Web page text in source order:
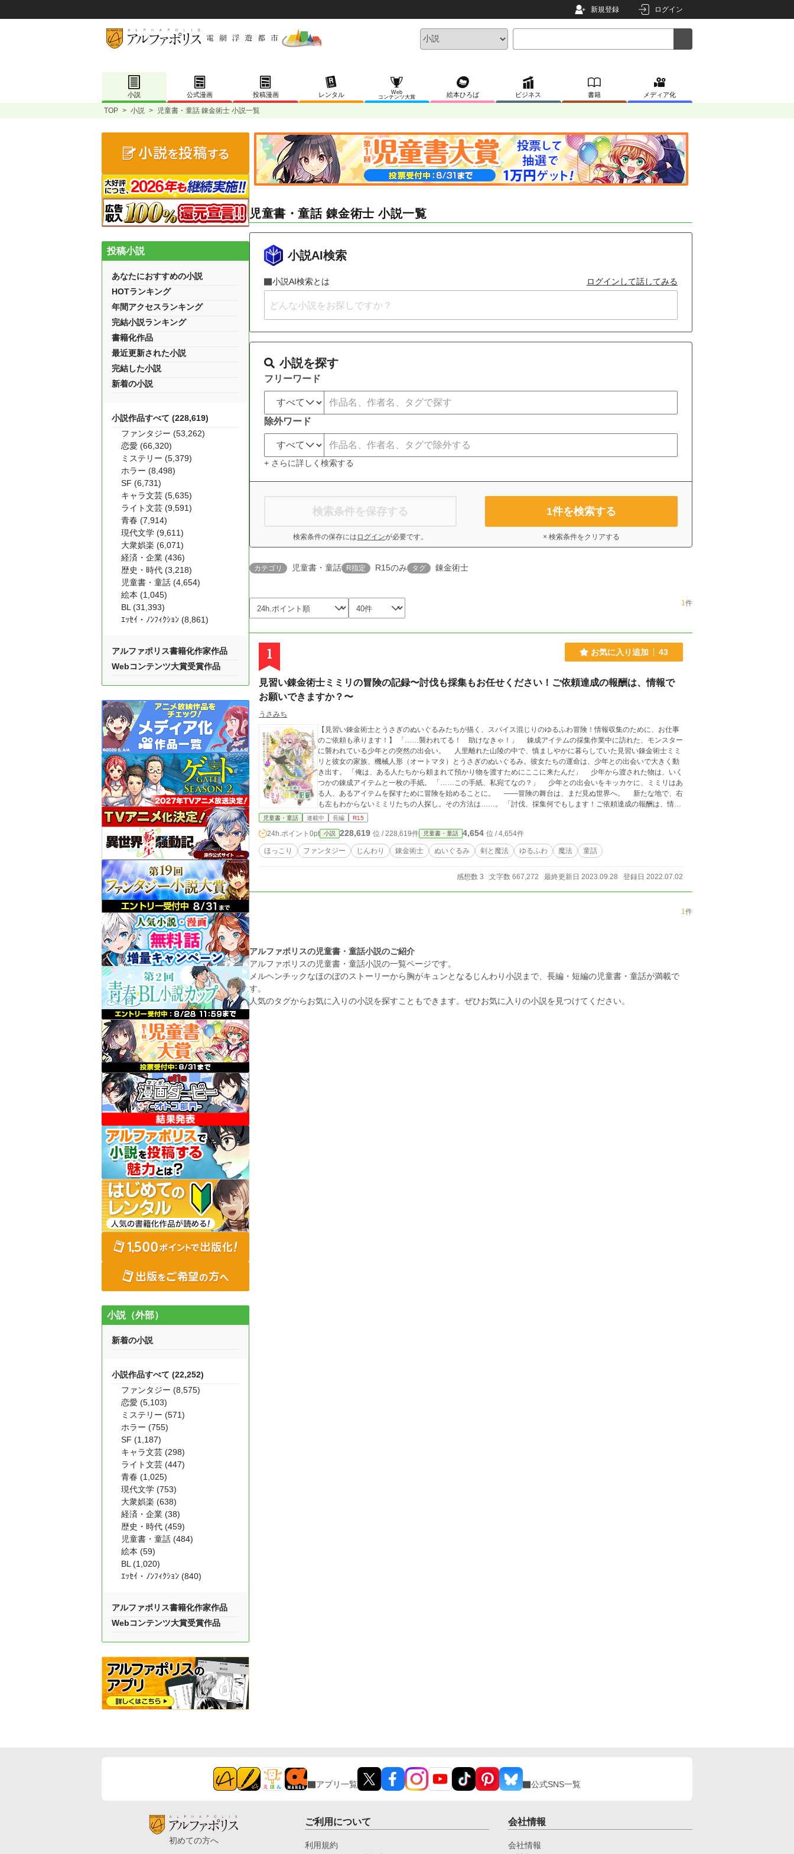
新規登録 ログイン
小説 公式漫画 投稿漫画 レンタル
Web
コンテンツ大賞
絵本ひろば ビジネス 書籍 メディア化
TOP > 小説 > 児童書・童話 錬金術士 小説一覧
児童書・童話 錬金術士 小説一覧
小説AI検索
小説AI検索とは ログインして話してみる
小説を探す
フリーワード
除外ワード
+ さらに詳しく検索する
検索条件を保存する
検索条件の保存には ログインが必要です。
1件を検索する
× 検索条件をクリアする
カテゴリ 児童書・童話 R指定 R15のみ タグ 錬金術士
1件
1 お気に入り追加 43
見習い錬金術士ミミリの冒険の記録〜討伐も採集もお任せください！ご依頼達成の報酬は、情報で
お願いできますか？〜
うさみち
【見習い錬金術士とうさぎのぬいぐるみたちが描く、スパイス混じりのゆるふわ冒険！情報収集のために、お仕事
のご依頼も承ります！】 「……襲われてる！ 助けなきゃ！」 錬成アイテムの採集作業中に訪れた、モンスター
に襲われている少年との突然の出会い。 人里離れた山陵の中で、慎ましやかに暮らしていた見習い錬金術士ミミ
リと彼女の家族、機械人形（オートマタ）とうさぎのぬいぐるみ。彼女たちの運命は、少年との出会いで大きく動
き出す。 「俺は、ある人たちから頼まれて預かり物を渡すためにここに来たんだ」 少年から渡された物は、いく
つかの錬成アイテムと一枚の手紙。 「……この手紙、私宛てなの？」 少年との出会いをキッカケに、ミミリはあ
る人、あるアイテムを探すために冒険を始めることに。 ――冒険の舞台は、まだ見ぬ世界へ。 新たな地で、右
も左もわからないミミリたちの人探し。その方法は……。 「討伐、採集何でもします！ご依頼達成の報酬は、情報
でお願いできますか？」 見習い錬金術士ミミリの冒険の記録は、今、ここから綴られ始める。 《この小説の見ど
機械人形（オートマタ）×ツンデレ魔法使いのうさぎのぬいぐるみ×コシヌカシの少年⁉︎ ②ほのぼのほんわか世界観
可愛いらしいに囲まれ、ゆったり流れる物語。読了後、「ほわっとした気持ち」になってもらいたいをコンセプト
に。 ③時々スパイスきいてます！ ゆるふわの中に時折現れるスパイシーな展開。そして時々ミステリー。 ④魅力
児童書・童話 連載中 長編 R15
24h.ポイント 0pt 小説 228,619 位 / 228,619件 児童書・童話 4,654 位 / 4,654件
ほっこり ファンタジー じんわり 錬金術士 ぬいぐるみ 剣と魔法 ゆるふわ 魔法 童話
感想数 3 文字数 667,272 最終更新日 2023.09.28 登録日 2022.07.02
1件
アルファポリスの児童書・童話小説のご紹介
アルファポリスの児童書・童話小説の一覧ページです。
メルヘンチックなほのぼのストーリーから胸がキュンとなるじんわり小説まで、長編・短編の児童書・童話が満載で
す。
人気のタグからお気に入りの小説を探すこともできます。ぜひお気に入りの小説を見つけてください。
投稿小説
あなたにおすすめの小説
HOTランキング
年間アクセスランキング
完結小説ランキング
書籍化作品
最近更新された小説
完結した小説
新着の小説
小説作品すべて (228,619)
ファンタジー (53,262)
恋愛 (66,320)
ミステリー (5,379)
ホラー (8,498)
SF (6,731)
キャラ文芸 (5,635)
ライト文芸 (9,591)
青春 (7,914)
現代文学 (9,611)
大衆娯楽 (6,071)
経済・企業 (436)
歴史・時代 (3,218)
児童書・童話 (4,654)
絵本 (1,045)
BL (31,393)
ｴｯｾｲ・ﾉﾝﾌｨｸｼｮﾝ (8,861)
アルファポリス書籍化作家作品
Webコンテンツ大賞受賞作品
小説（外部）
新着の小説
小説作品すべて (22,252)
ファンタジー (8,575)
恋愛 (5,103)
ミステリー (571)
ホラー (755)
SF (1,187)
キャラ文芸 (298)
ライト文芸 (447)
青春 (1,025)
現代文学 (753)
大衆娯楽 (638)
経済・企業 (38)
歴史・時代 (459)
児童書・童話 (484)
絵本 (59)
BL (1,020)
ｴｯｾｲ・ﾉﾝﾌｨｸｼｮﾝ (840)
アルファポリス書籍化作家作品
Webコンテンツ大賞受賞作品
アプリ一覧 公式SNS一覧
初めての方へ
ご利用について
利用規約
会社情報
会社情報